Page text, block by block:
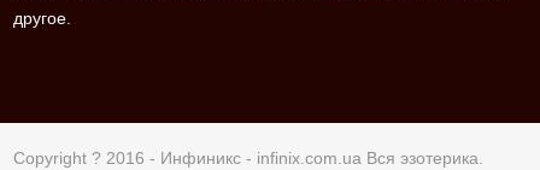
другое.
Copyright ? 2016 - Инфиникс - infinix.com.ua Вся эзотерика.